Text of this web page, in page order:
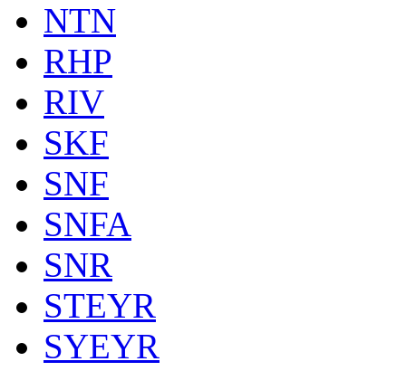
NTN
RHP
RIV
SKF
SNF
SNFA
SNR
STEYR
SYEYR